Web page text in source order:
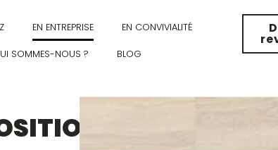
EN ENTREPRISE EN CONVIVIALITÉ
SOMMES-NOUS ? BLOG